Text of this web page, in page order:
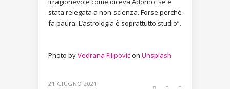
stata relegata a non-scienza. Forse perché
fa paura. L’astrologia è soprattutto studio”.
Photo byVedrana Filipovićon Unsplash
21 GIUGNO 2021